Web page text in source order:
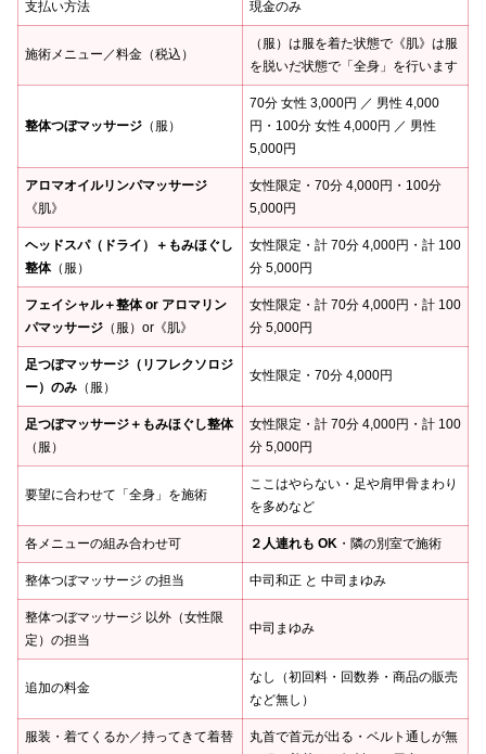
支払い方法 現金のみ
施術メニュー／料金（税込）
（服）は服を着た状態で《肌》は服
を脱いだ状態で「全身」を行います
整体つぼマッサージ （服）
70分 女性 3,000円 ／ 男性 4,000
円・100分 女性 4,000円 ／ 男性
5,000円
アロマオイルリンパマッサージ
《肌》
女性限定・70分 4,000円・100分
5,000円
ヘッドスパ（ドライ）＋もみほぐし
整体（服）
女性限定・計 70分 4,000円・計 100
分 5,000円
フェイシャル＋整体 or アロマリン
パマッサージ （服）or《肌》
女性限定・計 70分 4,000円・計 100
分 5,000円
足つぼマッサージ（リフレクソロジ
ー）のみ （服）
女性限定・70分 4,000円
足つぼマッサージ＋もみほぐし整体
（服）
女性限定・計 70分 4,000円・計 100
分 5,000円
要望に合わせて「全身」を施術
ここはやらない・足や肩甲骨まわり
を多めなど
各メニューの組み合わせ可 ２人連れも OK ・隣の別室で施術
整体つぼマッサージ の担当 中司和正 と 中司まゆみ
整体つぼマッサージ 以外（女性限
定）の担当
中司まゆみ
追加の料金
なし（初回料・回数券・商品の販売
など無し）
服装・着てくるか／持ってきて着替
丸首で首元が出る・ベルト通しが無